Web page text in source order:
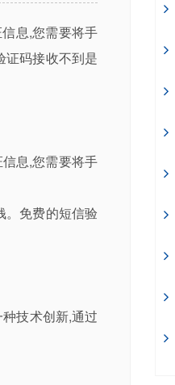
息,您需要将手
证码接收不到是
。免费的短信验
技术创新,通过